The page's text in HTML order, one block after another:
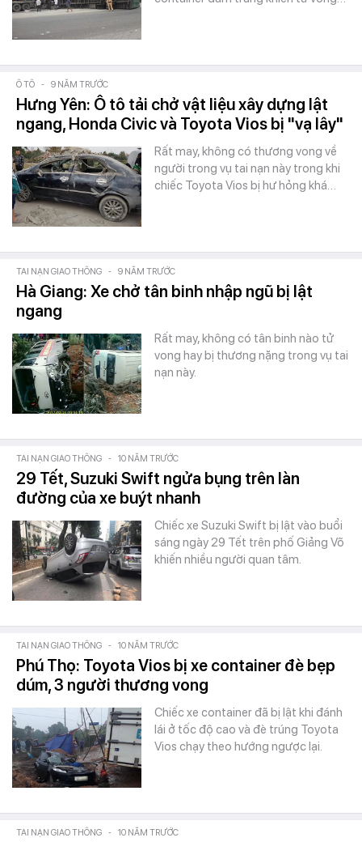
Ô TÔ - 9 NĂM TRƯỚC
Hưng Yên: Ô tô tải chở vật liệu xây dựng lật
ngang, Honda Civic và Toyota Vios bị "vạ lây"
Rất may, không có thương vong về
người trong vụ tai nạn này trong khi
chiếc Toyota Vios bị hư hỏng khá…
TAI NẠN GIAO THÔNG - 9 NĂM TRƯỚC
Hà Giang: Xe chở tân binh nhập ngũ bị lật
ngang
Rất may, không có tân binh nào tử
vong hay bị thương nặng trong vụ tai
nạn này.
TAI NẠN GIAO THÔNG - 10 NĂM TRƯỚC
29 Tết, Suzuki Swift ngửa bụng trên làn
đường của xe buýt nhanh
Chiếc xe Suzuki Swift bị lật vào buổi
sáng ngày 29 Tết trên phố Giảng Võ
khiến nhiều người quan tâm.
TAI NẠN GIAO THÔNG - 10 NĂM TRƯỚC
Phú Thọ: Toyota Vios bị xe container đè bẹp
dúm, 3 người thương vong
Chiếc xe container đã bị lật khi đánh
lái ở tốc độ cao và đè trúng Toyota
Vios chạy theo hướng ngược lại.
TAI NẠN GIAO THÔNG - 10 NĂM TRƯỚC